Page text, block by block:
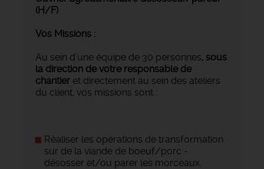
(H/F)
Vos Missions :
Au sein d’une équipe de 30 personnes, sous
la direction de votre responsable de
chantier et directement au sein des ateliers
du client, vos missions sont :
Réaliser les opérations de transformation
sur de la viande de boeuf/porc -
désosser et/ou parer les morceaux,